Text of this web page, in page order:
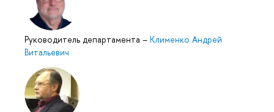
Руководитель департамента – Клименко Андрей
Витальевич